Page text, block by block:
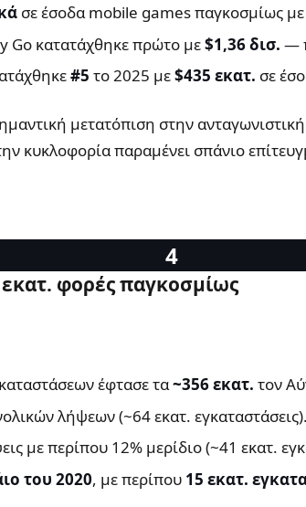
σε έσοδα mobile games παγκοσμίως
Go κατατάχθηκε πρώτο με$1,36 δισ. —
#5 το 2025 με$435 εκατ. σε
μετατόπιση στην
κυκλοφορία παραμένει σπάνιο
φορές παγκοσμίως
έφτασε τα~356 εκατ. τον
λήψεων (~64 εκατ. εγκαταστάσεις).
με περίπου 12% μερίδιο (~41 εκατ.
του 2020, με περίπου 15 εκατ.